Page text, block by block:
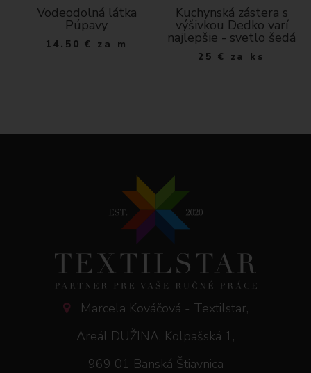
Vodeodolná látka
Púpavy
14.50 € za m
Kuchynská zástera s
výšivkou Dedko varí
najlepšie - svetlo šedá
25 € za ks
Marcela Kováčová - Textilstar,
Areál DUŽINA, Kolpašská 1,
969 01 Banská Štiavnica